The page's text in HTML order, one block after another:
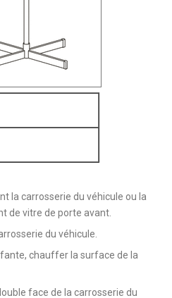
la carrosserie du véhicule ou la
de vitre de porte avant.
du véhicule.
chauffer la surface de la
face de la carrosserie du